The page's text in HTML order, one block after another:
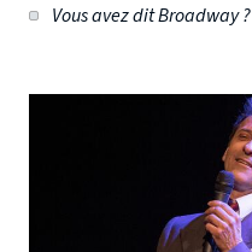
Vous avez dit Broadway ?